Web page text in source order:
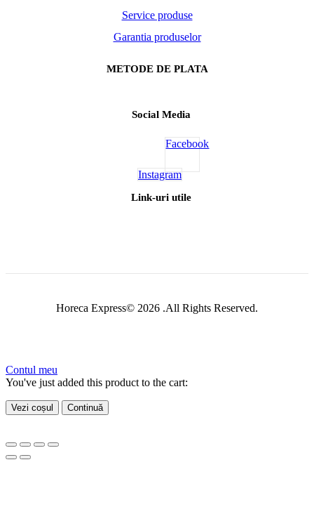
Service produse
Garantia produselor
METODE DE PLATA
Social Media
Facebook
Instagram
Link-uri utile
Horeca Express© 2026 .All Rights Reserved.
Contul meu
You've just added this product to the cart:
Vezi coșul Continuă